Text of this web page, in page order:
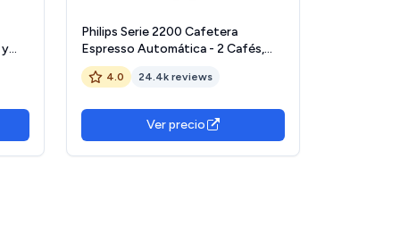
y
Philips Serie 2200 Cafetera
Espresso Automática - 2 Cafés,
Pantalla Táctil, Espumador de
Leche Clásico, Molinillo Cerámico,
4.0 24.4k reviews
Ver precio